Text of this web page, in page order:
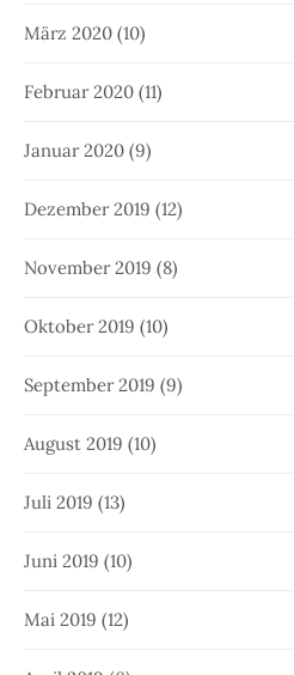
März 2020 (10)
Februar 2020 (11)
Januar 2020 (9)
Dezember 2019 (12)
November 2019 (8)
Oktober 2019 (10)
September 2019 (9)
August 2019 (10)
Juli 2019 (13)
Juni 2019 (10)
Mai 2019 (12)